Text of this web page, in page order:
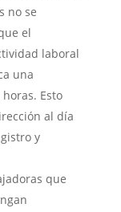
no se
el
laboral
una
Esto
al día
y
que